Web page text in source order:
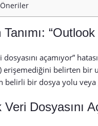
açamıyor”
erişemediğini belirten bir
belirli bir dosya yolu
Veri Dosyasını